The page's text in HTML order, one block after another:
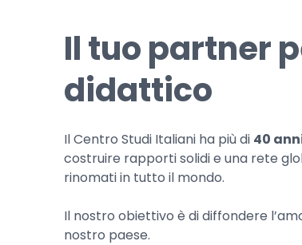
Il tuo partner
didattico
Il Centro Studi Italiani ha più di 40
costruire rapporti solidi e una rete
rinomati in tutto il mondo.
Il nostro obiettivo è di diffondere
nostro paese.